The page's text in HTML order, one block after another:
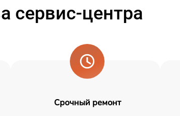
сервис-центра
Срочный ремонт